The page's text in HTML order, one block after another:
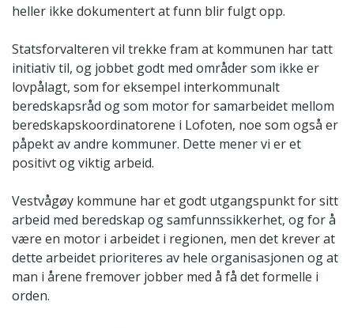
heller ikke dokumentert at funn blir fulgt opp.
Statsforvalteren vil trekke fram at kommunen har tatt
initiativ til, og jobbet godt med områder som ikke er
lovpålagt, som for eksempel interkommunalt
beredskapsråd og som motor for samarbeidet mellom
beredskapskoordinatorene i Lofoten, noe som også er
påpekt av andre kommuner. Dette mener vi er et
positivt og viktig arbeid.
Vestvågøy kommune har et godt utgangspunkt for sitt
arbeid med beredskap og samfunnssikkerhet, og for å
være en motor i arbeidet i regionen, men det krever at
dette arbeidet prioriteres av hele organisasjonen og at
man i årene fremover jobber med å få det formelle i
orden.